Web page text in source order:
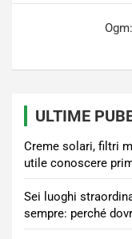
ULTIME
Creme solari, filtri
utile conoscere
Sei luoghi
sempre: perché